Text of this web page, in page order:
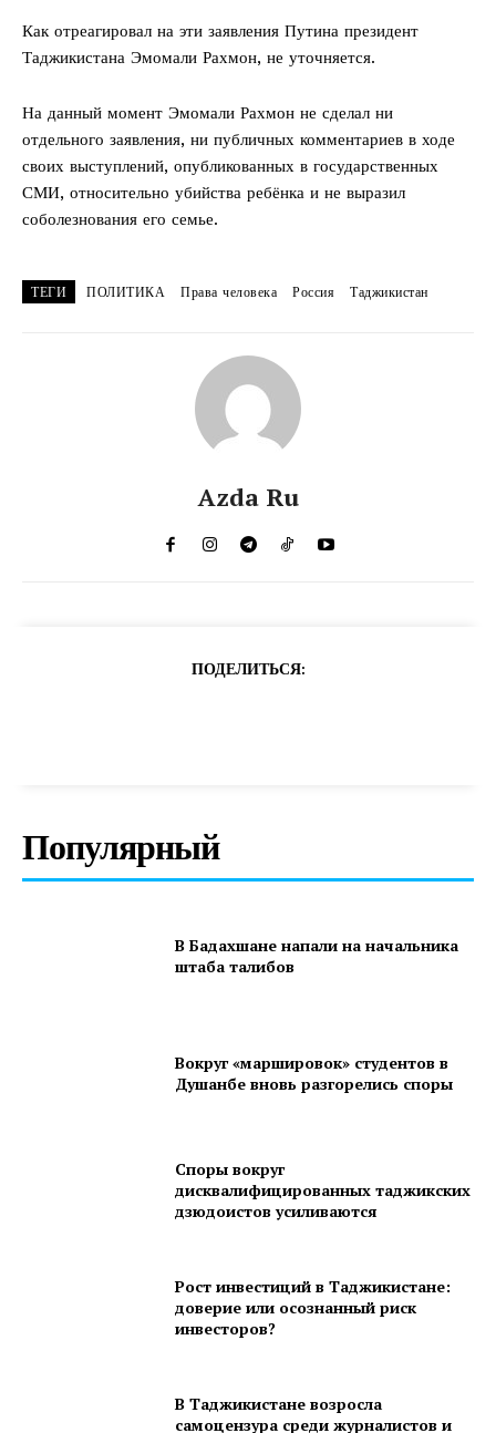
Как отреагировал на эти заявления Путина президент
Таджикистана Эмомали Рахмон, не уточняется.
На данный момент Эмомали Рахмон не сделал ни
отдельного заявления, ни публичных комментариев в ходе
своих выступлений, опубликованных в государственных
СМИ, относительно убийства ребёнка и не выразил
соболезнования его семье.
ТЕГИ ПОЛИТИКА Права человека Россия Таджикистан
Azda Ru
ПОДЕЛИТЬСЯ:
Популярный
В Бадахшане напали на начальника
штаба талибов
Вокруг «маршировок» студентов в
Душанбе вновь разгорелись споры
Споры вокруг
дисквалифицированных таджикских
дзюдоистов усиливаются
Рост инвестиций в Таджикистане:
доверие или осознанный риск
инвесторов?
В Таджикистане возросла
самоцензура среди журналистов и